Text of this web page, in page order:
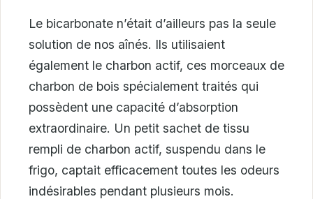
Le bicarbonate n’était d’ailleurs pas la seule
solution de nos aînés. Ils utilisaient
également le charbon actif, ces morceaux de
charbon de bois spécialement traités qui
possèdent une capacité d’absorption
extraordinaire. Un petit sachet de tissu
rempli de charbon actif, suspendu dans le
frigo, captait efficacement toutes les odeurs
indésirables pendant plusieurs mois.